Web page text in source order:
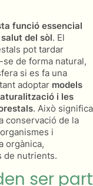
funció essencial
del sòl. El
pot tardar
de forma natural,
si es fa una
adoptar models
i les
. Això significa
conservació de la
i
orgànica,
de nutrients.
ser part